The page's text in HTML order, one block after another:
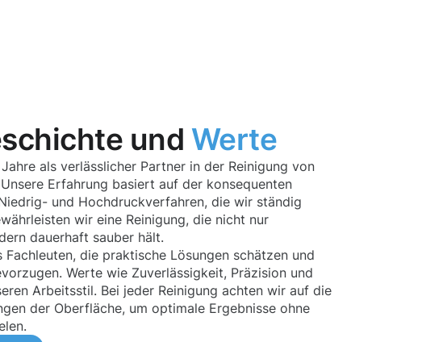
und Werte
als verlässlicher Partner in der Reinigung von
Erfahrung basiert auf der konsequenten
und Hochdruckverfahren, die wir ständig
wir eine Reinigung, die nicht nur
dauerhaft sauber hält.
Fachleuten, die praktische Lösungen schätzen und
Werte wie Zuverlässigkeit, Präzision und
Arbeitsstil. Bei jeder Reinigung achten wir auf die
der Oberfläche, um optimale Ergebnisse ohne